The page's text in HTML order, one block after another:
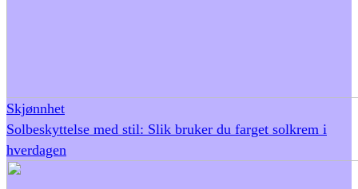
Skjønnhet
Solbeskyttelse med stil: Slik bruker du farget solkrem i
hverdagen